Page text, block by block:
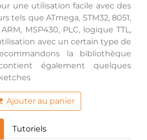
une utilisation facile avec des
tels que ATmega, STM32, 8051,
ARM, MSP430, PLC, logique TTL,
avec un certain type de
la bibliothèque
également quelques
Ajouter au panier
Tutoriels